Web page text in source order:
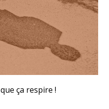
ça respire !